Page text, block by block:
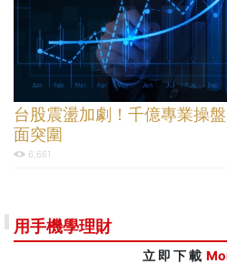
台股震盪加劇！千億專業操
面突圍
6,661
用手機學理財
立 即 下 載